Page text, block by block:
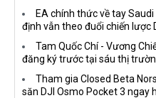
EA chính thức về tay
định vẫn theo đuổi chiến lược
Tam Quốc Chí - Vương
đăng ký trước tại sáu thị
Tham gia Closed Beta
săn DJI Osmo Pocket 3 ngay